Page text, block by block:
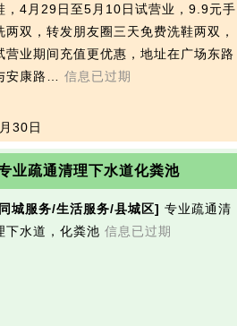
，4月29日至5月10日试营业，9.9元手
两双，转发朋友圈三天免费洗鞋两双，
营业期间充值更优惠，地址在广场东路
安康路… 信息已过期
30日
业疏通清理下水道化粪池
城服务/生活服务/县城区] 专业疏通清
下水道，化粪池 信息已过期